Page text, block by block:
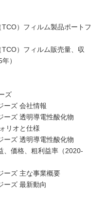
）フィルム製品ポートフ
）フィルム販売量、収
）
ズ
ーズ 会社情報
ーズ 透明導電性酸化物
リオと仕様
ーズ 透明導電性酸化物
、価格、粗利益率（2020-
ーズ 主な事業概要
ーズ 最新動向